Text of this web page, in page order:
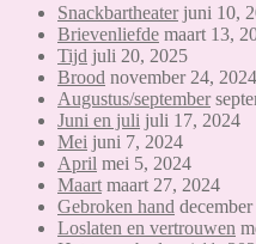
Snackbartheater juni 10,
Brievenliefde maart 13,
Tijd juli 20, 2025
Brood november 24, 2024
Augustus/september
Juni en juli juli 17, 2024
Mei juni 7, 2024
April mei 5, 2024
Maart maart 27, 2024
Gebroken hand
Loslaten en vertrouwen